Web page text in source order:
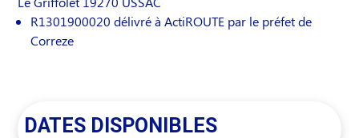
R1301900020 délivré à ActiROUTE par le préfet de
Correze
DATES DISPONIBLES